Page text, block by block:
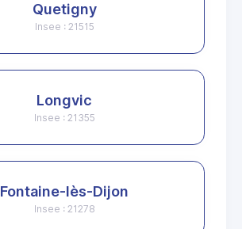
Quetigny
Insee : 21515
Longvic
Insee : 21355
Fontaine-lès-Dijon
Insee : 21278